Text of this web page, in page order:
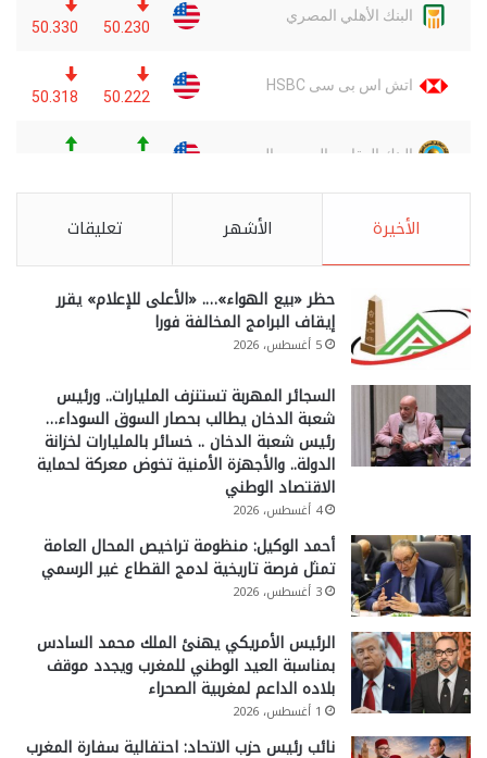
الأخيرة الأشهر تعليقات
حظر «بيع الهواء»…. «الأعلى للإعلام» يقرر
إيقاف البرامج المخالفة فورا
5 أغسطس، 2026
السجائر المهربة تستنزف المليارات.. ورئيس
شعبة الدخان يطالب بحصار السوق السوداء…
رئيس شعبة الدخان .. خسائر بالمليارات لخزانة
الدولة.. والأجهزة الأمنية تخوض معركة لحماية
الاقتصاد الوطني
4 أغسطس، 2026
أحمد الوكيل: منظومة تراخيص المحال العامة
تمثل فرصة تاريخية لدمج القطاع غير الرسمي
3 أغسطس، 2026
الرئيس الأمريكي يهنئ الملك محمد السادس
بمناسبة العيد الوطني للمغرب ويجدد موقف
بلاده الداعم لمغربية الصحراء
1 أغسطس، 2026
نائب رئيس حزب الاتحاد: احتفالية سفارة المغرب